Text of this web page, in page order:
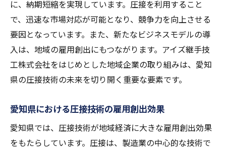
に、納期短縮を実現しています。圧接を利用すること
で、迅速な市場対応が可能となり、競争力を向上させる
要因となっています。また、新たなビジネスモデルの導
入は、地域の雇用創出にもつながります。アイズ継手技
工株式会社をはじめとした地域企業の取り組みは、愛知
県の圧接技術の未来を切り開く重要な要素です。
愛知県における圧接技術の雇用創出効果
愛知県では、圧接技術が地域経済に大きな雇用創出効果
をもたらしています。圧接は、製造業の中心的な技術で